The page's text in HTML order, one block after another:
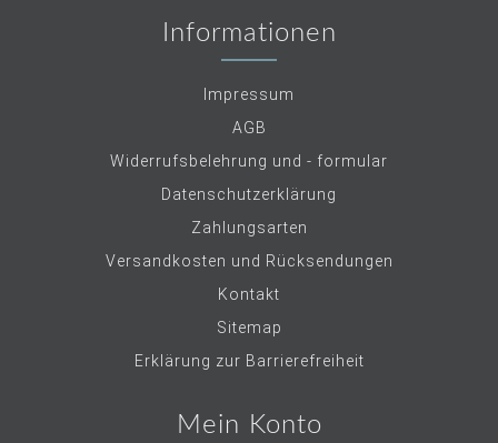
Informationen
Impressum
AGB
Widerrufsbelehrung und - formular
Datenschutzerklärung
Zahlungsarten
Versandkosten und Rücksendungen
Kontakt
Sitemap
Erklärung zur Barrierefreiheit
Mein Konto